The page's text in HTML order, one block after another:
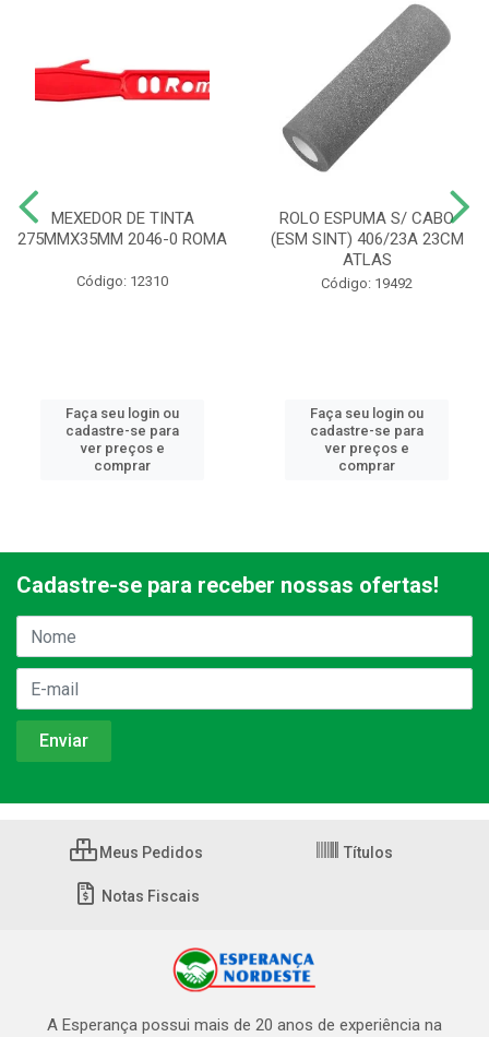
MEXEDOR DE TINTA
275MMX35MM 2046-0 ROMA
Código: 12310
Faça seu login ou
cadastre-se para
ver preços e
comprar
ROLO ESPUMA S/ CABO
(ESM SINT) 406/23A 23CM
ATLAS
Código: 19492
Faça seu login ou
cadastre-se para
ver preços e
comprar
Cadastre-se para receber nossas ofertas!
Meus Pedidos Títulos
Notas Fiscais
A Esperança possui mais de 20 anos de experiência na